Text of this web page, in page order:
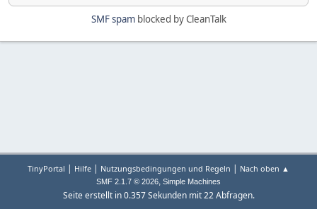
SMF spamblocked by CleanTalk
TinyPortal | Hilfe | Nutzungsbedingungen und Regeln | Nach oben ▲
SMF 2.1.7 © 2026, Simple Machines
Seite erstellt in 0.357 Sekunden mit 22 Abfragen.